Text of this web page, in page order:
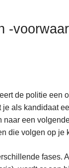
-
de politie een
als kandidaat
naar een
die volgen op je
fases.